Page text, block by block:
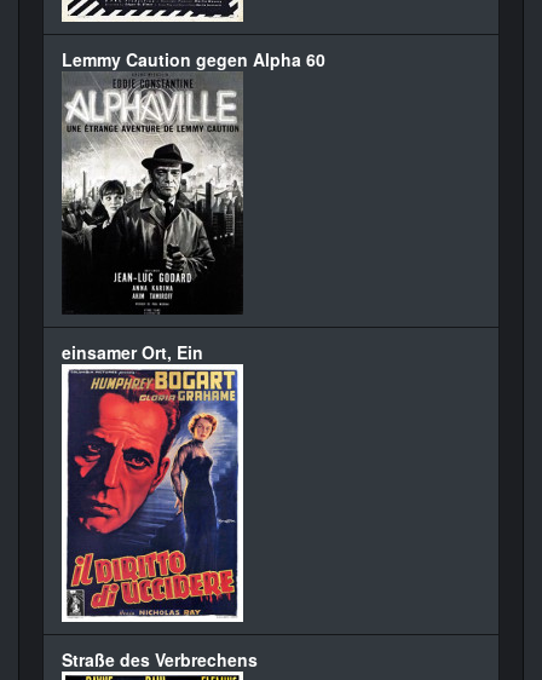
Lemmy Caution gegen Alpha 60
einsamer Ort, Ein
Straße des Verbrechens